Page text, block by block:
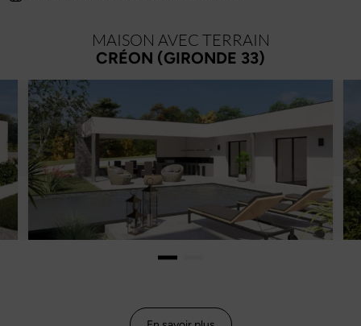
MAISON AVEC TERRAIN
CRÉON (GIRONDE 33)